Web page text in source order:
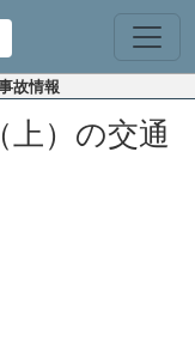
故情報
上）の交通